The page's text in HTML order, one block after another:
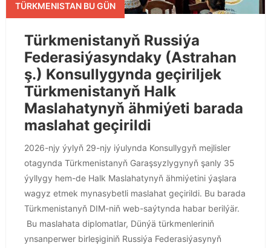
TÜRKMENISTAN BU GÜN
Türkmenistanyň Russiýa
Federasiýasyndaky (Astrahan
ş.) Konsullygynda geçiriljek
Türkmenistanyň Halk
Maslahatynyň ähmiýeti barada
maslahat geçirildi
2026-njy ýylyň 29-njy iýulynda Konsullygyň mejlisler
otagynda Türkmenistanyň Garaşsyzlygynyň şanly 35
ýyllygy hem-de Halk Maslahatynyň ähmiýetini ýaşlara
wagyz etmek mynasybetli maslahat geçirildi. Bu barada
Türkmenistanyň DIM-niň web-saýtynda habar berilýär.
Bu maslahata diplomatlar, Dünýä türkmenleriniň
ynsanperwer birleşiginiň Russiýa Federasiýasynyň